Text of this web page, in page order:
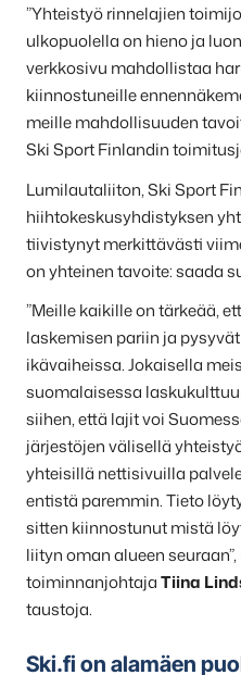
”Yhteistyö rinnelajien
ulkopuolella on hieno ja
verkkosivu mahdollistaa
kiinnostuneille
meille mahdollisuuden
Ski Sport Finlandin
Lumilautaliiton, Ski Sport
hiihtokeskusyhdistyksen
tiivistynyt merkittävästi
on yhteinen tavoite: saada
”Meille kaikille on tärkeää,
laskemisen pariin ja
ikävaiheissa. Jokaisella
suomalaisessa
siihen, että lajit voi
järjestöjen välisellä
yhteisillä nettisivuilla
entistä paremmin. Tieto
sitten kiinnostunut mistä
liityn oman alueen
toiminnanjohtajaTiina
taustoja.
Ski.fi on alamäen